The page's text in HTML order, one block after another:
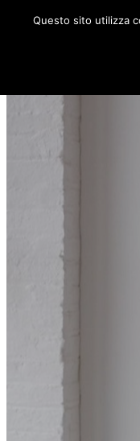
Questo sito utilizza